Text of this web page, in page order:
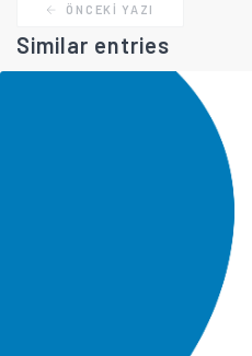
ÖNCEKI YAZI
Similar entries